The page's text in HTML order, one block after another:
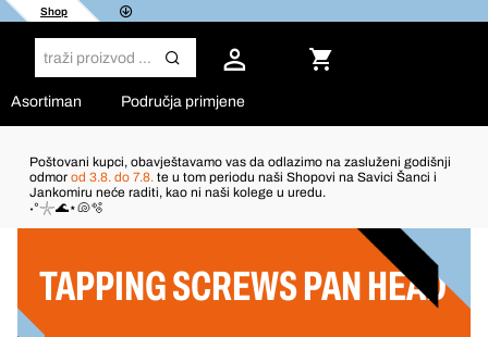
Shop
Asortiman Područja primjene
Poštovani kupci, obavještavamo vas da odlazimo na zasluženi godišnji
odmor od 3.8. do 7.8. te u tom periodu naši Shopovi na Savici Šanci i
Jankomiru neće raditi, kao ni naši kolege u uredu.
˖°𓇼🌊⋆🐚🫧
TAPPING SCREWS PAN HEAD
Filter